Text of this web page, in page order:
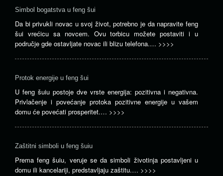
Simbol bogatstva u feng šui
Da bi privukli novac u svoj život, potrebno je da napravite feng
šui vrećicu sa novcem. Ovu torbicu možete postaviti i u
područje gde ostavljate novac ili blizu telefona.… >>>>
Protok energije u feng šui
U feng šuiu postoje dve vrste energija: pozitivna i negativna.
Privlačenje i povećanje protoka pozitivne energije u vašem
domu će povećati prosperitet.… >>>>
Zaštitni simboli u feng šuiu
Prema feng šuiu, veruje se da simboli životinja postavljeni u
domu ili kancelariji, predstavljaju zaštitu.… >>>>